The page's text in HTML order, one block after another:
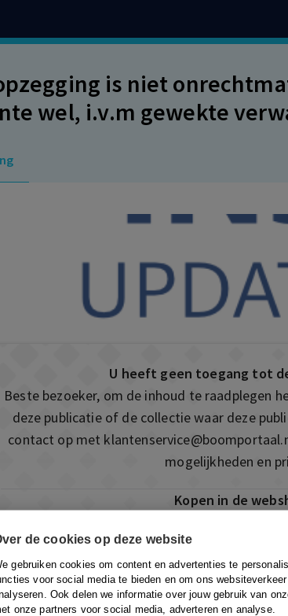
de cookies op deze website
gebruiken cookies om content en advertenties te
voor social media te bieden en om ons
Ook delen we informatie over jouw gebruik van
onze partners voor social media, adverteren en analyse.
is niet
wel, i.v.m gewekte
U heeft geen toegang tot
Beste bezoeker, om de inhoud te raadplegen
deze publicatie of de collectie waar deze
contact op met
mogelijkheden en
Kopen in de
Deze publicatie is ook te vinden in onze
ook de mogelijkheid om direct toegang
Naar de webshop